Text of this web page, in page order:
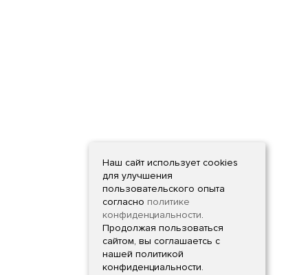
Наш сайт использует cookies
для улучшения
пользовательского опыта
согласно политике
конфиденциальности.
Продолжая пользоваться
сайтом, вы соглашаетсь с
нашей политикой
конфиденциальности.